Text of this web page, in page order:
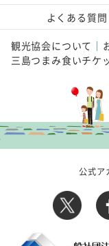
よくある質問
観光協会について
三島つまみ食いチケ
公式ア